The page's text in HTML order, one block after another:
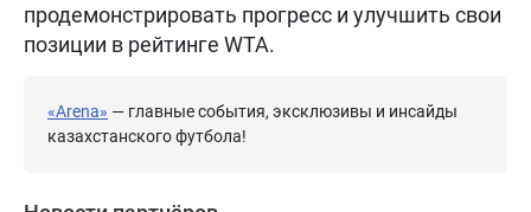
продемонстрировать прогресс и улучшить свои
позиции в рейтинге WTA.
«Arena» — главные события, эксклюзивы и инсайды
казахстанского футбола!